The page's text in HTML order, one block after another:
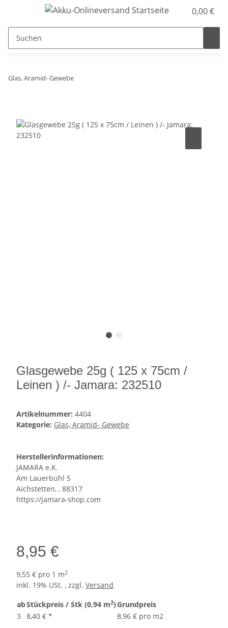
0,00 €
Glas, Aramid- Gewebe
Glasgewebe 25g ( 125 x 75cm /
Leinen ) /- Jamara: 232510
Artikelnummer: 4404
Kategorie: Glas, Aramid- Gewebe
Herstellerinformationen:
JAMARA e.K.
Am Lauerbühl 5
Aichstetten, , 88317
https://jamara-shop.com
8,95 €
9,55 € pro 1 m2
inkl. 19% USt. , zzgl. Versand
abStückpreis / Stk (0,94 m2)Grundpreis
3
8,40 € * 8,96 € pro m2